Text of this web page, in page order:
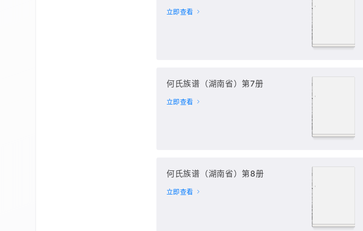
立即查看
何氏族谱（湖南省）第7册
立即查看
何氏族谱（湖南省）第8册
立即查看